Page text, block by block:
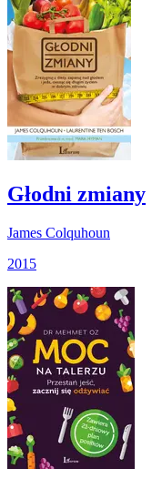
Głodni zmiany
James Colquhoun
2015